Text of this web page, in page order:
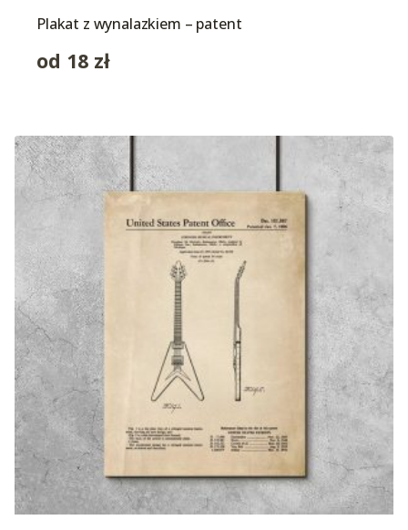
Plakat z wynalazkiem – patent
od 18 zł